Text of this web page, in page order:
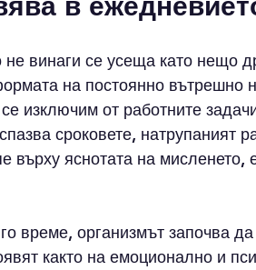
в
винаги се усеща като нещо
на постоянно вътрешно
изключим от работните
сроковете, натрупаният
яснотата на мисленето,
време, организмът започва
както на емоционално и